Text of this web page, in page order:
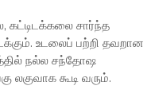
கட்டிடக்கலை சார்ந்த
உடலைப் பற்றி தவறான
நல்ல சந்தோஷ
லகுவாக கூடி வரும்.